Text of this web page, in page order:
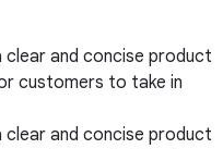
and concise product
customers to take in
and concise product